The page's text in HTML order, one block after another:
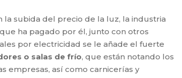
la subida del precio de la luz, la industria
ha pagado por él, junto con otros
por electricidad se le añade el fuerte
o salas de frío, que están notando los
empresas, así como carnicerías y